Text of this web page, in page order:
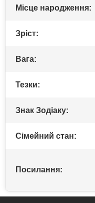
Місце народження:
Зріст:
Вага:
Тезки:
Знак Зодіаку:
Сімейний стан:
Посилання: